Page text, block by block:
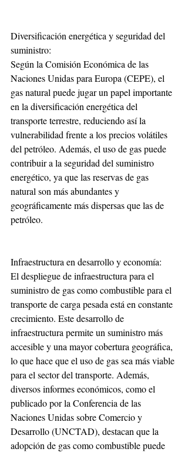
Diversificación energética y seguridad del
suministro:
Según la Comisión Económica de las
Naciones Unidas para Europa (CEPE), el
gas natural puede jugar un papel importante
en la diversificación energética del
transporte terrestre, reduciendo así la
vulnerabilidad frente a los precios volátiles
del petróleo. Además, el uso de gas puede
contribuir a la seguridad del suministro
energético, ya que las reservas de gas
natural son más abundantes y
geográficamente más dispersas que las de
petróleo.
Infraestructura en desarrollo y economía:
El despliegue de infraestructura para el
suministro de gas como combustible para el
transporte de carga pesada está en constante
crecimiento. Este desarrollo de
infraestructura permite un suministro más
accesible y una mayor cobertura geográfica,
lo que hace que el uso de gas sea más viable
para el sector del transporte. Además,
diversos informes económicos, como el
publicado por la Conferencia de las
Naciones Unidas sobre Comercio y
Desarrollo (UNCTAD), destacan que la
adopción de gas como combustible puede